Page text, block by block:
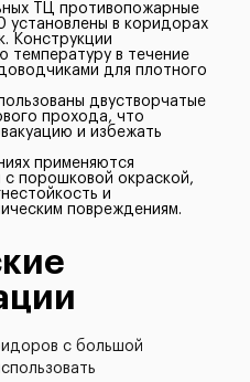
ТЦ противопожарные
установлены в коридорах
Конструкции
температуру в течение
для плотного
двустворчатые
прохода, что
и избежать
применяются
с порошковой окраской,
и
повреждениям.
с большой